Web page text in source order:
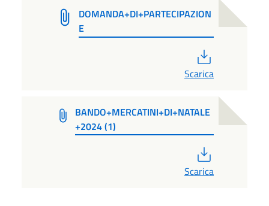
DOMANDA+DI+PARTECIPAZION
E
Scarica
BANDO+MERCATINI+DI+NATALE
+2024 (1)
Scarica